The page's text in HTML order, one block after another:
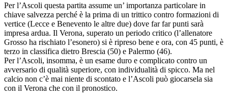
Per l’Ascoli questa partita assume un’ importanza particolare in
chiave salvezza perché è la prima di un trittico contro formazioni di
vertice (Lecce e Benevento le altre due) dove far far punti sarà
impresa ardua. Il Verona, superato un periodo critico (l’allenatore
Grosso ha rischiato l’esonero) si è ripreso bene e ora, con 45 punti, è
terzo in classifica dietro Brescia (50) e Palermo (46).
Per l’Ascoli, insomma, è un esame duro e complicato contro un
avversario di qualità superiore, con individualità di spicco. Ma nel
calcio non c’è mai niente di scontato e l’Ascoli può giocarsela sia
con il Verona che con il pronostico.